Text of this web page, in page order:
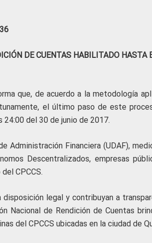
DE CUENTAS HABILITADO HASTA
que, de acuerdo a la metodología
el último paso de este
del 30 de junio de 2017.
Administración Financiera (UDAF),
Descentralizados, empresas
CPCCS.
legal y contribuyan a
de Rendición de Cuentas
del CPCCS ubicadas en la ciudad de